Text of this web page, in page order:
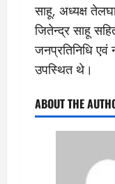
साहू, अध्यक्ष
जितेन्द्र साहू
जनप्रतिनिधि एवं
उपस्थित थे।
ABOUT THE